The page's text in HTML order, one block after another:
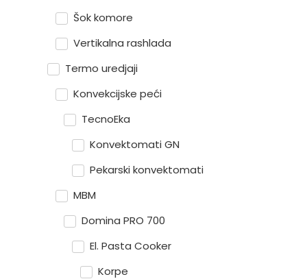
Šok komore
Vertikalna rashlada
Termo uredjaji
Konvekcijske peći
TecnoEka
Konvektomati GN
Pekarski konvektomati
MBM
Domina PRO 700
El. Pasta Cooker
Korpe